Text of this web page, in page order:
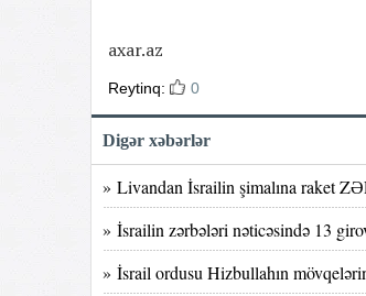
axar.az
Reytinq: 0
Digər xəbərlər
» Livandan İsrailin şimalına raket
» İsrailin zərbələri nəticəsində 13
» İsrail ordusu Hizbullahın